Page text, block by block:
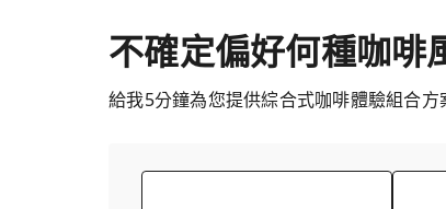
不確定偏好何種咖啡
給我5分鐘為您提供綜合式咖啡體驗組合